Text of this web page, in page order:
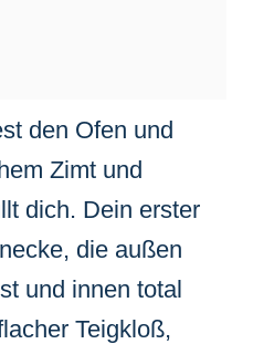
den Ofen und
Zimt und
dich. Dein erster
die außen
und innen total
Teigkloß,